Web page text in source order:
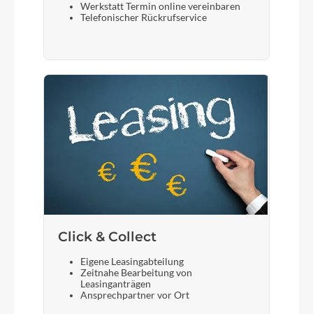
Werkstatt Termin online vereinbaren
Telefonischer Rückrufservice
Click & Collect
Eigene Leasingabteilung
Zeitnahe Bearbeitung von
Leasinganträgen
Ansprechpartner vor Ort